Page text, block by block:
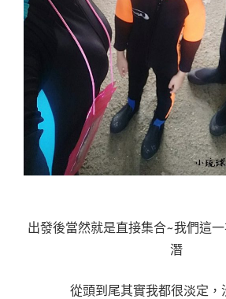
出發後當然就是直接集合~我們這
潛
從頭到尾其實我都很淡定，